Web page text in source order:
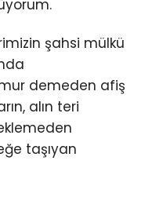
şahsi mülkü
demeden afiş
alın teri
taşıyan